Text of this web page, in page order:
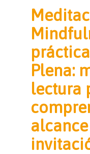
Plena:
lectura